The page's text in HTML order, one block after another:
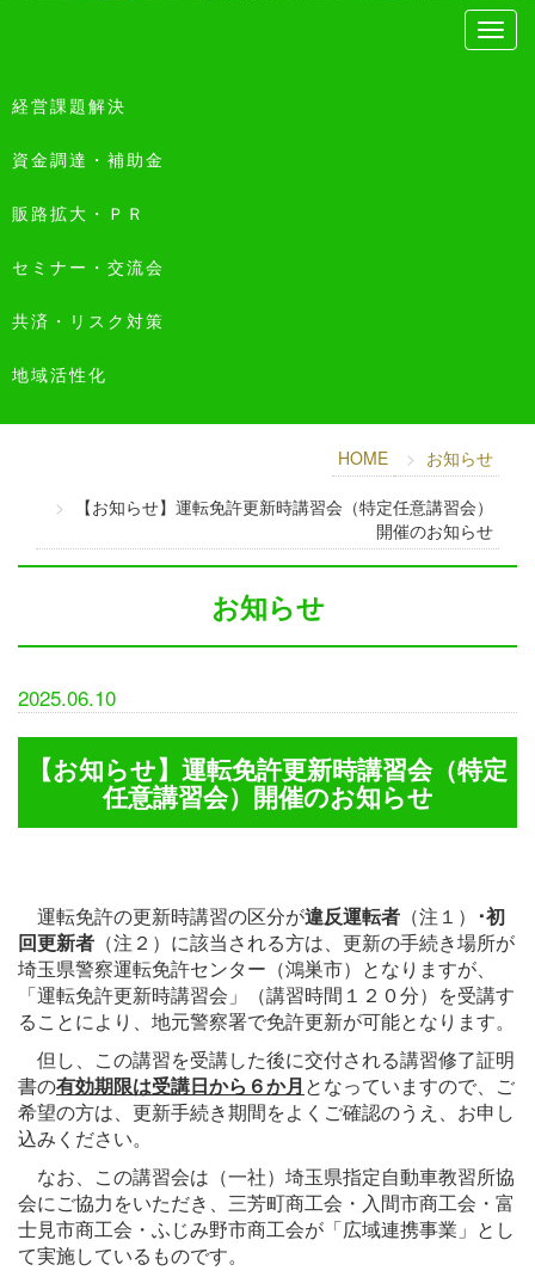
経営課題解決
資金調達・補助金
販路拡大・ＰＲ
セミナー・交流会
共済・リスク対策
地域活性化
HOME お知らせ
【お知らせ】運転免許更新時講習会（特定任意講習会）
開催のお知らせ
お知らせ
2025.06.10
【お知らせ】運転免許更新時講習会（特定
任意講習会）開催のお知らせ
運転免許の更新時講習の区分が違反運転者 （注１）
･初
回更新者 （注２）に該当される方は、更新の手続き場所が
埼玉県警察運転免許センター（鴻巣市）となりますが、
「運転免許更新時講習会」（講習時間１２０分）を受講す
ることにより、地元警察署で免許更新が可能となります。
但し、この講習を受講した後に交付される講習修了証明
書の有効期限は受講日から６か月 となっていますので、ご
希望の方は、更新手続き期間をよくご確認のうえ、お申し
込みください。
なお、この講習会は（一社）埼玉県指定自動車教習所協
会にご協力をいただき、三芳町商工会・入間市商工会・富
士見市商工会・ふじみ野市商工会が「広域連携事業」とし
て実施しているものです。